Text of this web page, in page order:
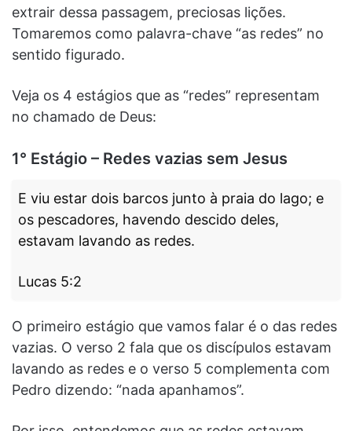
extrair dessa passagem, preciosas lições.
Tomaremos como palavra-chave “as redes” no
sentido figurado.
Veja os 4 estágios que as “redes” representam
no chamado de Deus:
1° Estágio – Redes vazias sem Jesus
E viu estar dois barcos junto à praia do lago; e
os pescadores, havendo descido deles,
estavam lavando as redes.
Lucas 5:2
O primeiro estágio que vamos falar é o das redes
vazias. O verso 2 fala que os discípulos estavam
lavando as redes e o verso 5 complementa com
Pedro dizendo: “nada apanhamos”.